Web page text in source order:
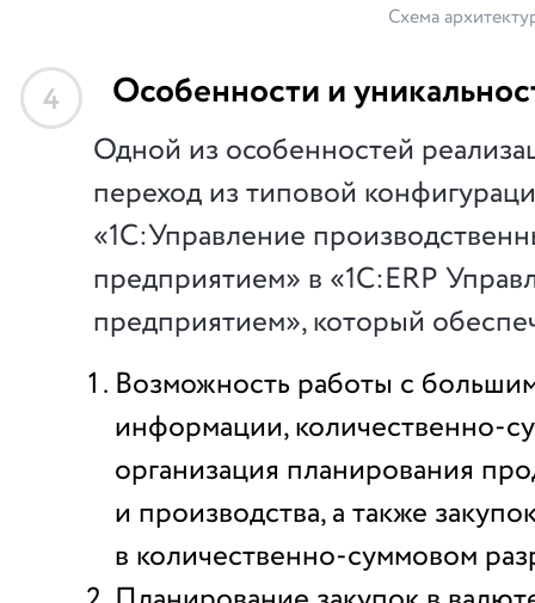
Схема
4 Особенности и
Одной из особенностей
переход из типовой
«1С:Управление
предприятием» в «1С:ERP
предприятием», который
Возможность работы с
информации, количественно-
организация планирования
и производства, а также
в количественно-суммовом